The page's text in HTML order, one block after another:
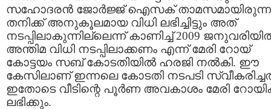
സഹോദരന്‍ ജോര്‍ജ്ജ് ഐസക്‌
തനിക്ക്‌ അനുകൂലമായ വിധി ലഭിച്ചിട്ടും അത്
നടപ്പിലാകുന്നില്ലെന്ന് കാണിച്ച് 2009
അന്തിമ വിധി നടപ്പിലാക്കണം എന്ന് മേരി റോയ്‌
കോട്ടയം സബ് കോടതിയില്‍ ഹരജി നല്‍കി. ഈ
കേസിലാണ് ഇന്നലെ കോടതി നടപടി
ഇതോടെ വീടിന്റെ പൂര്‍ണ അവകാശം മേരി
ലഭിക്കും.